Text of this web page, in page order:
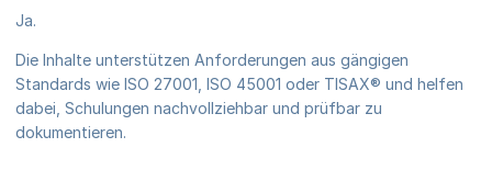
Ja.
Die Inhalte unterstützen Anforderungen aus gängigen
Standards wie ISO 27001, ISO 45001 oder TISAX® und helfen
dabei, Schulungen nachvollziehbar und prüfbar zu
dokumentieren.